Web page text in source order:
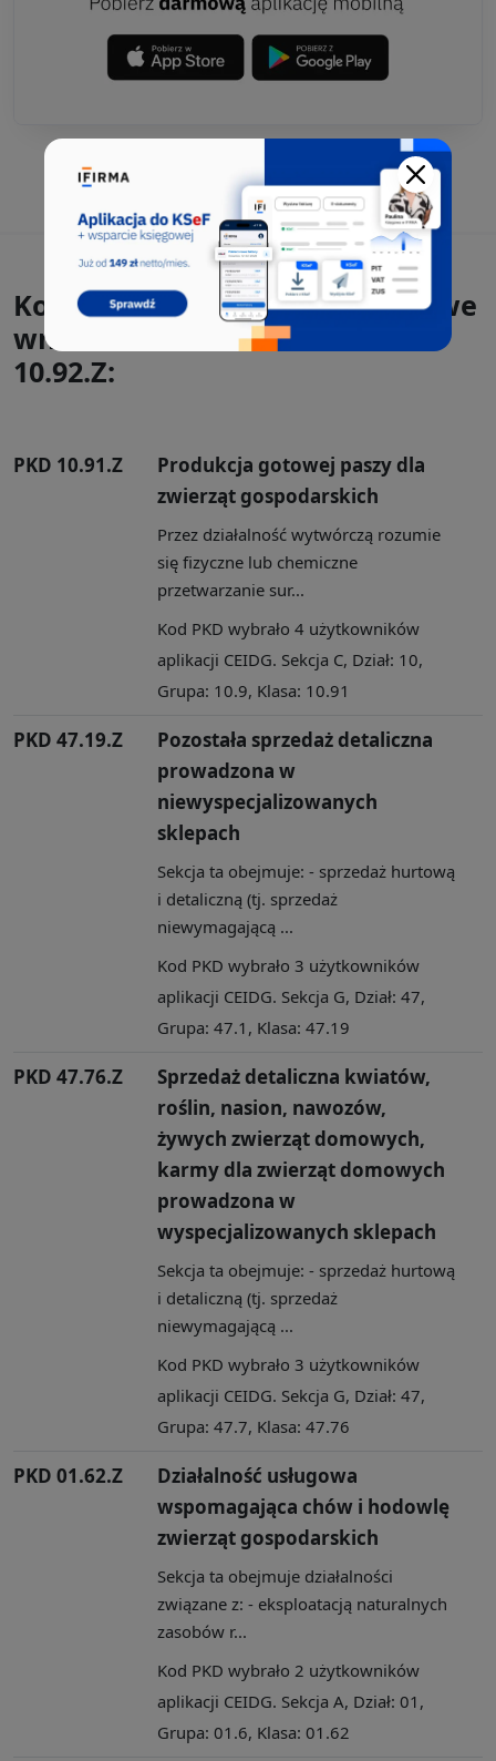
Kody PKD, które występowały we
wnioskach CEIDG-1 razem z
10.92.Z:
PKD 10.91.Z
Produkcja gotowej paszy dla
zwierząt gospodarskich
Przez działalność wytwórczą rozumie
się fizyczne lub chemiczne
przetwarzanie sur...
Kod PKD wybrało 4 użytkowników
aplikacji CEIDG. Sekcja C, Dział: 10,
Grupa: 10.9, Klasa: 10.91
PKD 47.19.Z
Pozostała sprzedaż detaliczna
prowadzona w
niewyspecjalizowanych
sklepach
Sekcja ta obejmuje: - sprzedaż hurtową
i detaliczną (tj. sprzedaż
niewymagającą ...
Kod PKD wybrało 3 użytkowników
aplikacji CEIDG. Sekcja G, Dział: 47,
Grupa: 47.1, Klasa: 47.19
PKD 47.76.Z
Sprzedaż detaliczna kwiatów,
roślin, nasion, nawozów,
żywych zwierząt domowych,
karmy dla zwierząt domowych
prowadzona w
wyspecjalizowanych sklepach
Sekcja ta obejmuje: - sprzedaż hurtową
i detaliczną (tj. sprzedaż
niewymagającą ...
Kod PKD wybrało 3 użytkowników
aplikacji CEIDG. Sekcja G, Dział: 47,
Grupa: 47.7, Klasa: 47.76
PKD 01.62.Z
Działalność usługowa
wspomagająca chów i hodowlę
zwierząt gospodarskich
Sekcja ta obejmuje działalności
związane z: - eksploatacją naturalnych
zasobów r...
Kod PKD wybrało 2 użytkowników
aplikacji CEIDG. Sekcja A, Dział: 01,
Grupa: 01.6, Klasa: 01.62